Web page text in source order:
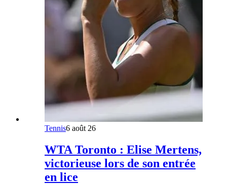
Tennis6 août 26
WTA Toronto : Elise Mertens,
victorieuse lors de son entrée
en lice